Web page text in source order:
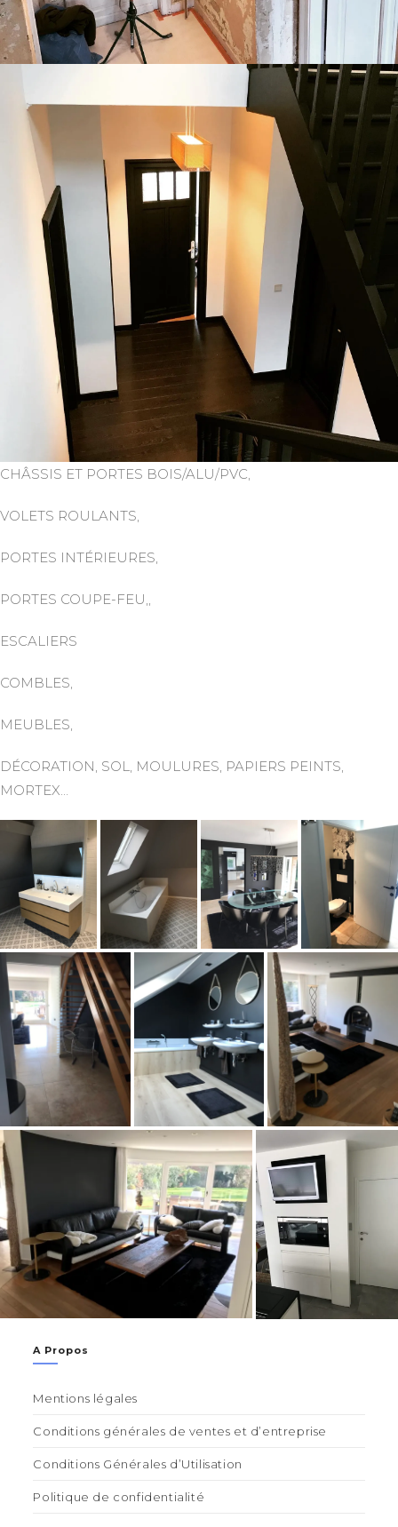
CHÂSSIS ET PORTES BOIS/ALU/PVC,
VOLETS ROULANTS,
PORTES INTÉRIEURES,
PORTES COUPE-FEU,,
ESCALIERS
COMBLES,
MEUBLES,
DÉCORATION, SOL, MOULURES, PAPIERS PEINTS,
MORTEX…
A Propos
Mentions légales
Conditions générales de ventes et d’entreprise
Conditions Générales d’Utilisation
Politique de confidentialité